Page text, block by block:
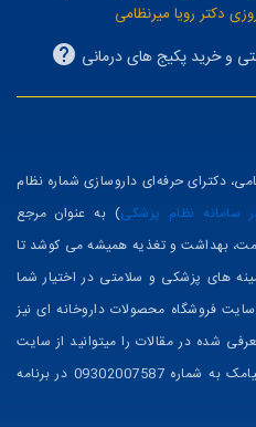
دکتر رویا میرنظامی
و خرید پکیج های درمانی
دکترای حرفه‌ای داروسازی شماره نظام
سامانه نظام پزشکی) به عنوان مرجع
بهداشت و تغذیه همیشه می کوشد تا
های پزشکی و سلامتی در اختیار شما
فروشگاه محصولات داروخانه ای نیز
شده در مقالات را میتوانید از سایت
و یا ارسال پیامک به شماره 09302007587 در برنامه